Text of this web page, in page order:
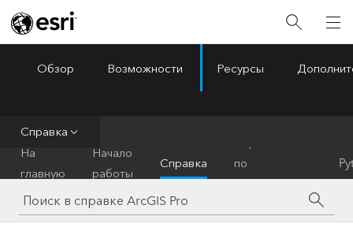
ArcGIS Pro
Обзор Возможности Ресурсы
Справка
На
главную
Начало
работы
Справка
по
инструментам